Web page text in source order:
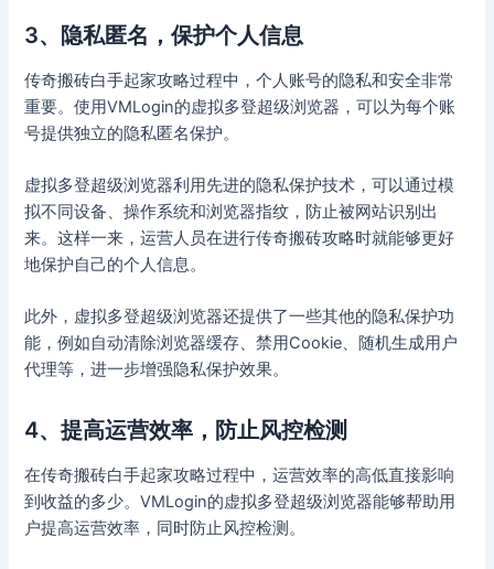
3、隐私匿名，保护个人信息
传奇搬砖白手起家攻略过程中，个人账号的隐私和安全非常
重要。使用VMLogin的虚拟多登超级浏览器，可以为每个账
号提供独立的隐私匿名保护。
虚拟多登超级浏览器利用先进的隐私保护技术，可以通过模
拟不同设备、操作系统和浏览器指纹，防止被网站识别出
来。这样一来，运营人员在进行传奇搬砖攻略时就能够更好
地保护自己的个人信息。
此外，虚拟多登超级浏览器还提供了一些其他的隐私保护功
能，例如自动清除浏览器缓存、禁用Cookie、随机生成用户
代理等，进一步增强隐私保护效果。
4、提高运营效率，防止风控检测
在传奇搬砖白手起家攻略过程中，运营效率的高低直接影响
到收益的多少。VMLogin的虚拟多登超级浏览器能够帮助用
户提高运营效率，同时防止风控检测。